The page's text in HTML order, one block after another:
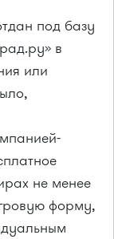
под базу
в
или
не менее
форму,